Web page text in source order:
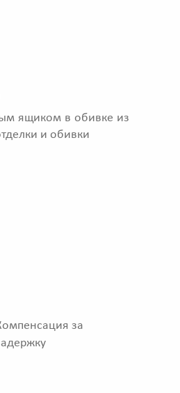
ящиком в обивке из
и обивки
за